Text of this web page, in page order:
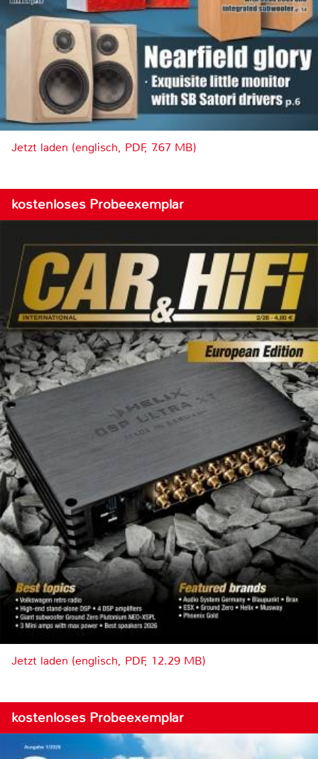
Jetzt laden (englisch, PDF, 7.67 MB)
kostenloses Probeexemplar
Jetzt laden (englisch, PDF, 12.29 MB)
kostenloses Probeexemplar